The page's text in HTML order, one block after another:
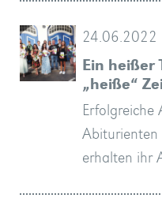
24.06.2022
Ein heißer
„heiße“
Erfolgreiche
Abiturienten
erhalten ihr